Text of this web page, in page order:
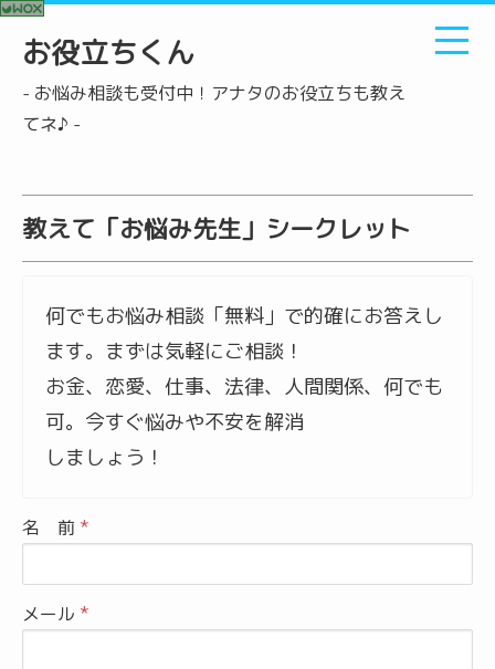
お役立ちくん
- お悩み相談も受付中！アナタのお役立ちも教え
てネ♪ -
教えて「お悩み先生」シークレット
何でもお悩み相談「無料」で的確にお答えし
ます。まずは気軽にご相談！
お金、恋愛、仕事、法律、人間関係、何でも
可。今すぐ悩みや不安を解消
しましょう！
名 前
メール